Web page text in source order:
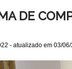
DE
- atualizado em 03/